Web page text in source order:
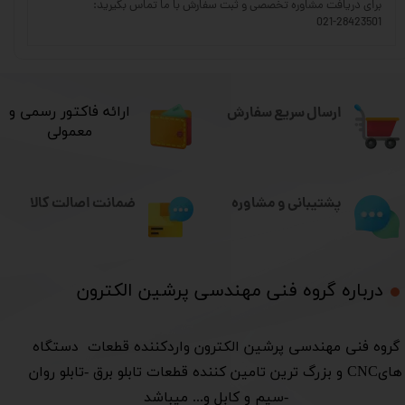
برای دریافت مشاوره تخصصی و ثبت سفارش با ما تماس بگیرید:
021-28423501
ارسال سریع سفارش
درباره گروه فنی مهندسی پرشین الکترون​​​​​​​
​گروه فنی مهندسی پرشین الکترون واردکننده قطعات دستگاه
هایCNC و بزرگ ترین تامین کننده قطعات تابلو برق -تابلو روان
-سیم و کابل و... میباشد
​ارائه فاکتور رسمی و
معمولی
پشتیبانی و مشاوره ضمانت اصالت کالا